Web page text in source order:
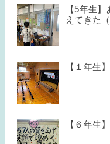
【5年生
えてきた（
【１年生
【６年生